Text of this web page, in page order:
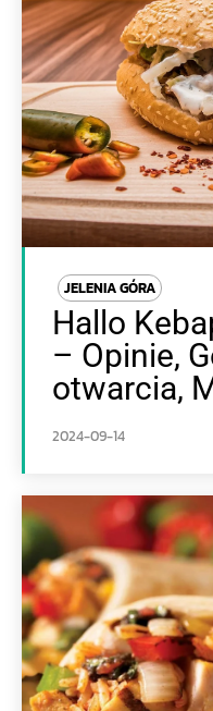
JELENIA GÓRA
Hallo
– Opinie,
otwarcia,
2024-09-14